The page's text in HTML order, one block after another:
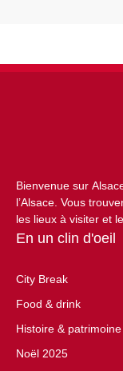
Bienvenue sur
l’Alsace. Vous
les lieux à visiter et
En un clin d'oeil
City Break
Food & drink
Histoire & patrimoine
Noël 2025